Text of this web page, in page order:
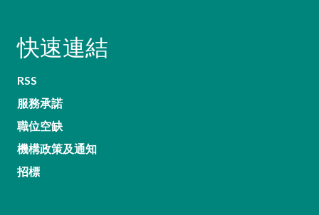
快速連結
RSS
服務承諾
職位空缺
機構政策及通知
招標